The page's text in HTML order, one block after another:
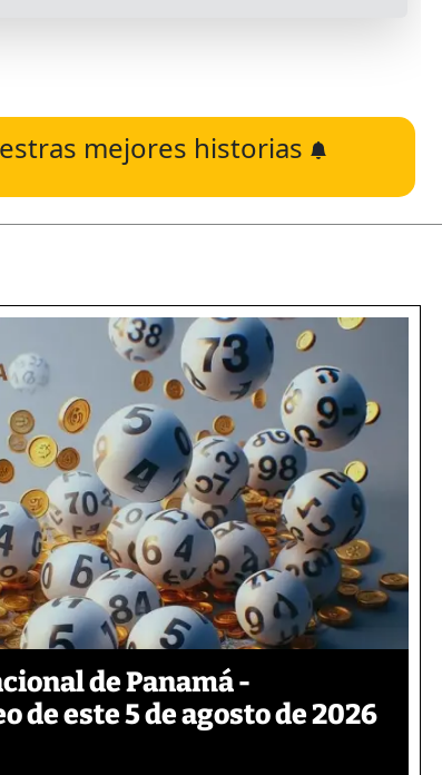
mejores historias
de Panamá -
de este 5 de agosto de 2026